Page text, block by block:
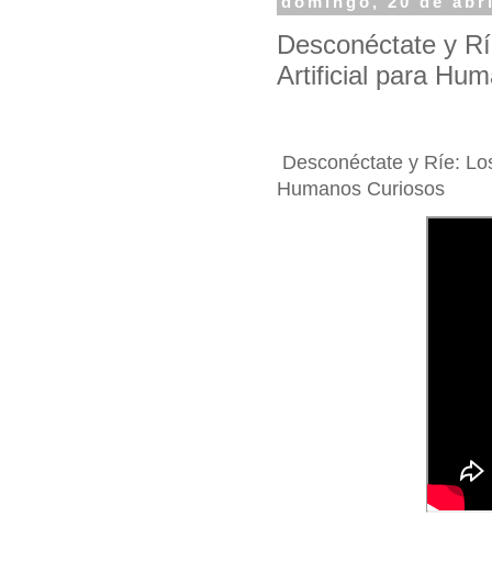
Desconéctate y
Artificial para
Desconéctate y Ríe:
Humanos Curiosos